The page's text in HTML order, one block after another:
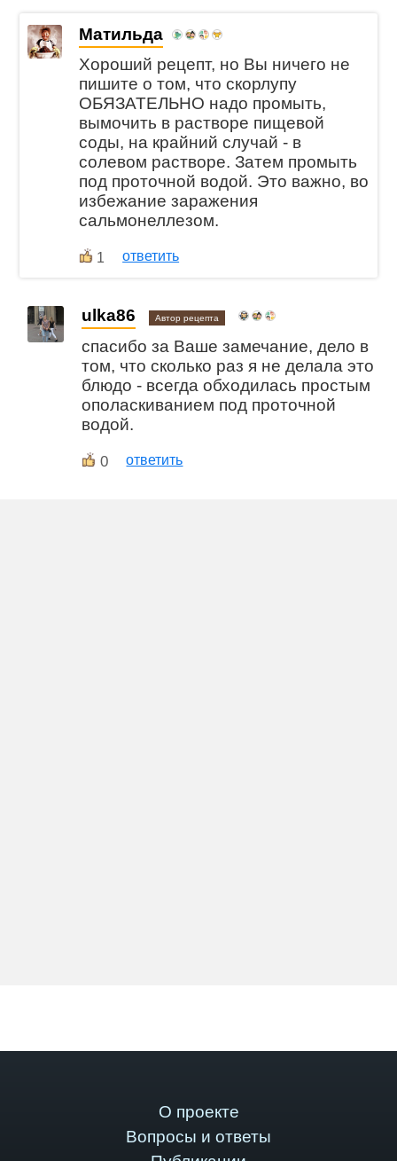
Матильда
Хороший рецепт, но Вы ничего не
пишите о том, что скорлупу
ОБЯЗАТЕЛЬНО надо промыть,
вымочить в растворе пищевой
соды, на крайний случай - в
солевом растворе. Затем промыть
под проточной водой. Это важно, во
избежание заражения
сальмонеллезом.
1 ответить
ulka86 Автор рецепта
спасибо за Ваше замечание, дело в
том, что сколько раз я не делала это
блюдо - всегда обходилась простым
ополаскиванием под проточной
водой.
0 ответить
О проекте
Вопросы и ответы